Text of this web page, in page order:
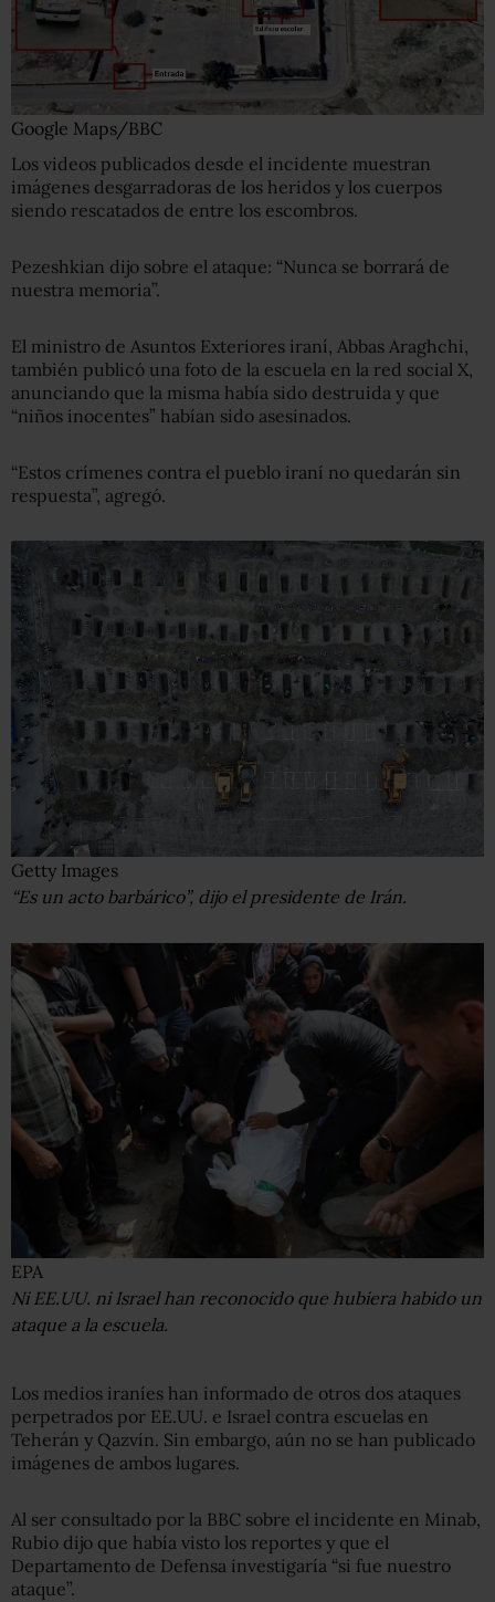
Google Maps/BBC
Los videos publicados desde el incidente muestran
imágenes desgarradoras de los heridos y los cuerpos
siendo rescatados de entre los escombros.
Pezeshkian dijo sobre el ataque: “Nunca se borrará de
nuestra memoria”.
El ministro de Asuntos Exteriores iraní, Abbas Araghchi,
también publicó una foto de la escuela en la red social X,
anunciando que la misma había sido destruida y que
“niños inocentes” habían sido asesinados.
“Estos crímenes contra el pueblo iraní no quedarán sin
respuesta”, agregó.
Getty Images
“Es un acto barbárico”, dijo el presidente de Irán.
EPA
Ni EE.UU. ni Israel han reconocido que hubiera habido un
ataque a la escuela.
Los medios iraníes han informado de otros dos ataques
perpetrados por EE.UU. e Israel contra escuelas en
Teherán y Qazvín. Sin embargo, aún no se han publicado
imágenes de ambos lugares.
Al ser consultado por la BBC sobre el incidente en Minab,
Rubio dijo que había visto los reportes y que el
Departamento de Defensa investigaría “si fue nuestro
ataque”.